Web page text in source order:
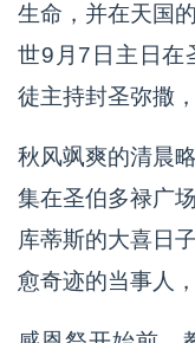
生命，并在天国
世9月7日主日在
徒主持封圣弥撒
秋风飒爽的清晨
集在圣伯多禄广
库蒂斯的大喜日
愈奇迹的当事人